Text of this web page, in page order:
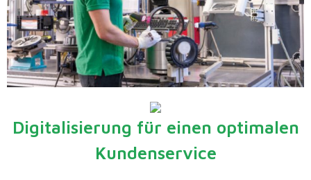
Digitalisierung für einen optimalen
Kundenservice